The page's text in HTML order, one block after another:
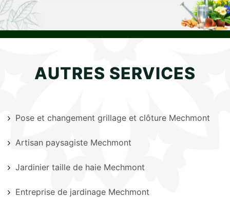
AUTRES SERVICES
Pose et changement grillage et clôture Mechmont
Artisan paysagiste Mechmont
Jardinier taille de haie Mechmont
Entreprise de jardinage Mechmont